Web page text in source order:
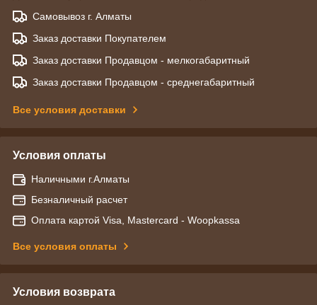
Самовывоз г. Алматы
Заказ доставки Покупателем
Заказ доставки Продавцом - мелкогабаритный
Заказ доставки Продавцом - среднегабаритный
Все условия доставки
Условия оплаты
Наличными г.Алматы
Безналичный расчет
Оплата картой Visa, Mastercard - Woopkassa
Все условия оплаты
Условия возврата